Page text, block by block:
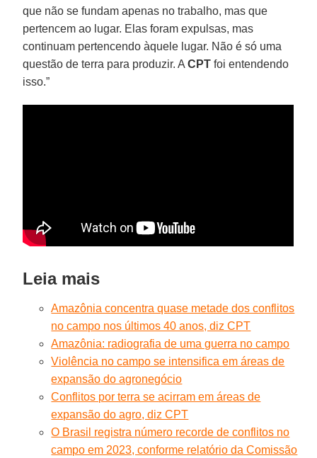
que não se fundam apenas no trabalho, mas que
pertencem ao lugar. Elas foram expulsas, mas
continuam pertencendo àquele lugar. Não é só uma
questão de terra para produzir. ACPT foi entendendo
isso.”
Leia mais
Amazônia concentra quase metade dos conflitos
no campo nos últimos 40 anos, diz CPT
Amazônia: radiografia de uma guerra no campo
Violência no campo se intensifica em áreas de
expansão do agronegócio
Conflitos por terra se acirram em áreas de
expansão do agro, diz CPT
O Brasil registra número recorde de conflitos no
campo em 2023, conforme relatório da Comissão